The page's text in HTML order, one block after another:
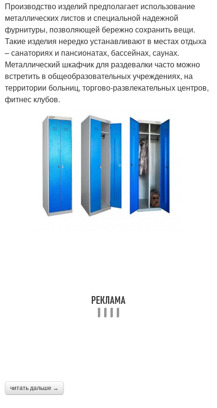
Производство изделий предполагает использование
металлических листов и специальной надежной
фурнитуры, позволяющей бережно сохранить вещи.
Такие изделия нередко устанавливают в местах отдыха
– санаториях и пансионатах, бассейнах, саунах.
Металлический шкафчик для раздевалки часто можно
встретить в общеобразовательных учреждениях, на
территории больниц, торгово-развлекательных центров,
фитнес клубов.
читать дальше →